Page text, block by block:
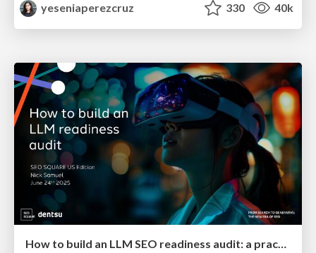
yeseniaperezcruz
330 40k
How to build an LLM SEO readiness audit: a practical framework